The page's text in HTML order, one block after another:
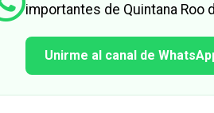
importantes de Quintana
Unirme al canal de